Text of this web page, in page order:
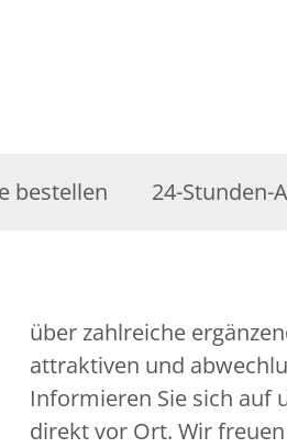
bestellen 24-Stunden-
attraktiven und
Informieren Sie sich auf
direkt vor Ort. Wir